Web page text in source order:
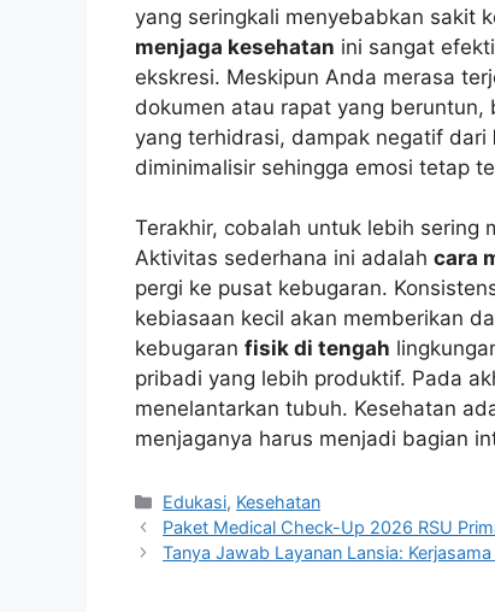
yang seringkali menyebabkan sakit
menjaga kesehatan ini sangat
ekskresi. Meskipun Anda merasa
dokumen atau rapat yang
yang terhidrasi, dampak negatif dari
diminimalisir sehingga emosi tetap
Terakhir, cobalah untuk lebih sering
Aktivitas sederhana ini adalah cara
pergi ke pusat kebugaran.
kebiasaan kecil akan memberikan
kebugaran fisik di tengah
pribadi yang lebih produktif. Pada
menelantarkan tubuh. Kesehatan
menjaganya harus menjadi bagian
Kategori
Edukasi, Kesehatan
Paket Medical Check-Up 2026 RSU
Tanya Jawab Layanan Lansia: